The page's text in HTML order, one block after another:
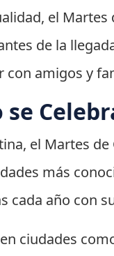
el
de la
con amigos y
se
el Martes
más
cada año con
ciudades